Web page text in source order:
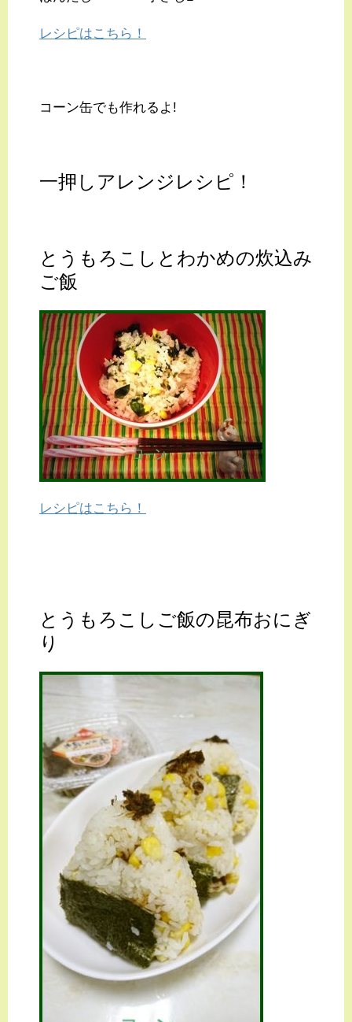
レシピはこちら！
コーン缶でも作れるよ!
一押しアレンジレシピ！
とうもろこしとわかめの炊込み
ご飯
レシピはこちら！
とうもろこしご飯の昆布おにぎ
り